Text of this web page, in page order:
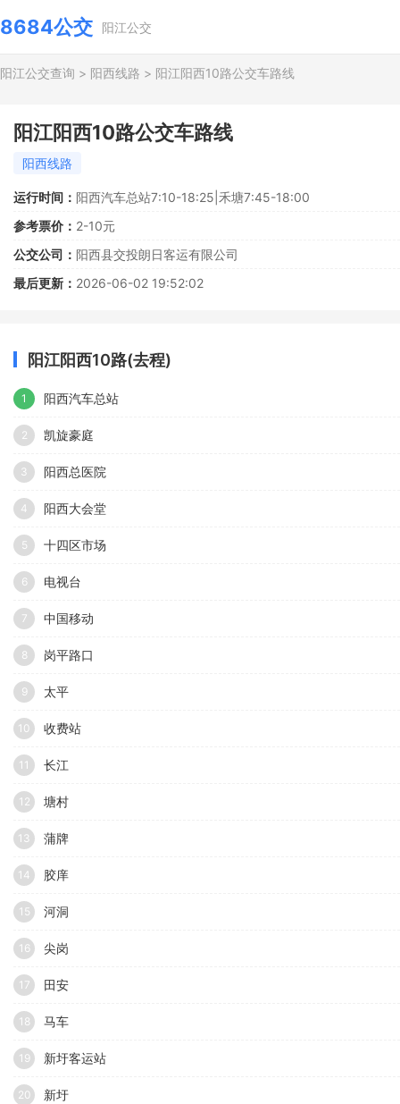
8684公交 阳江公交
阳江公交查询 > 阳西线路 > 阳江阳西10路公交车路线
阳江阳西10路公交车路线
阳西线路
运行时间： 阳西汽车总站7:10-18:25|禾塘7:45-18:00
参考票价： 2-10元
公交公司： 阳西县交投朗日客运有限公司
最后更新： 2026-06-02 19:52:02
阳江阳西10路(去程)
1 阳西汽车总站
2 凯旋豪庭
3 阳西总医院
4 阳西大会堂
5 十四区市场
6 电视台
7 中国移动
8 岗平路口
9 太平
10 收费站
11 长江
12 塘村
13 蒲牌
14 胶庠
15 河洞
16 尖岗
17 田安
18 马车
19 ​新圩客运站
20 新圩